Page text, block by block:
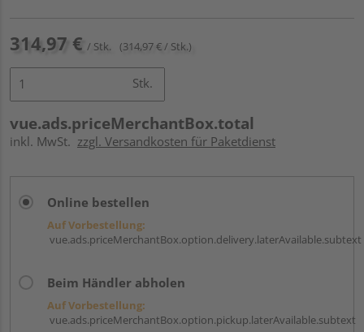
314,97 € / Stk. (314,97 € / Stk.)
Stk.
vue.ads.priceMerchantBox.total
inkl. MwSt. zzgl. Versandkosten für Paketdienst
Online bestellen
Auf Vorbestellung:
vue.ads.priceMerchantBox.option.delivery.laterAvailable.subtext
Beim Händler abholen
Auf Vorbestellung:
vue.ads.priceMerchantBox.option.pickup.laterAvailable.subtext